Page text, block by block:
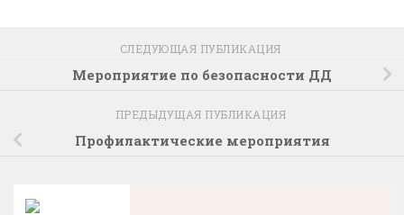
СЛЕДУЮЩАЯ ПУБЛИКАЦИЯ
Мероприятие по безопасности ДД
ПРЕДЫДУЩАЯ ПУБЛИКАЦИЯ
Профилактические мероприятия